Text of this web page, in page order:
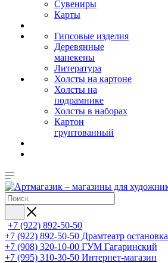
Сувениры
Карты
Гипсовые изделия
Деревянные
манекены
Литература
Холсты на картоне
Холсты на
подрамнике
Холсты в наборах
Картон
грунтованный
+7 (922) 892-50-50
+7 (922) 892-50-50 Драмтеатр остановка
+7 (908) 320-10-00 ГУМ Гагаринский
+7 (995) 310-30-50 Интернет-магазин